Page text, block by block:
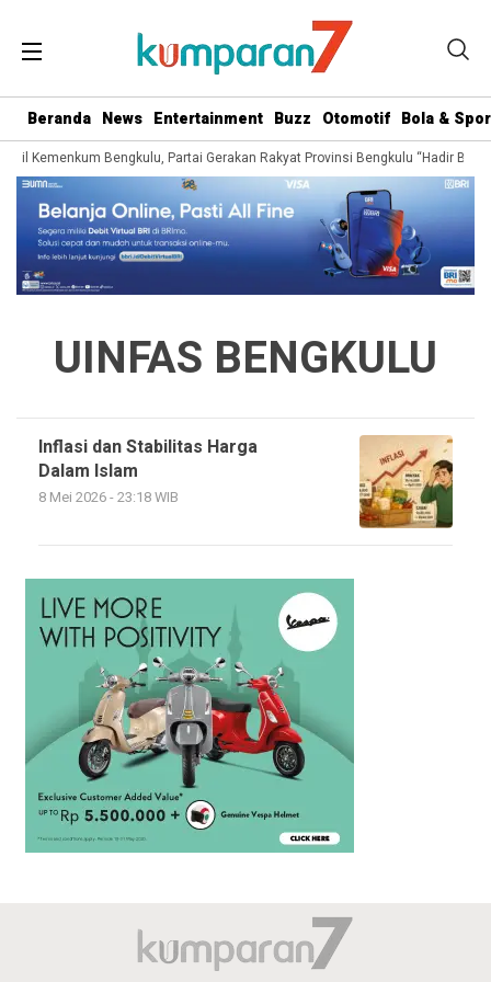
Beranda News Entertainment Buzz Otomotif Bola &
Kemenkum Bengkulu, Partai Gerakan Rakyat Provinsi Bengkulu “Hadir
UINFAS BENGKULU
Inflasi dan Stabilitas Harga
Dalam Islam
8 Mei 2026 - 23:18 WIB